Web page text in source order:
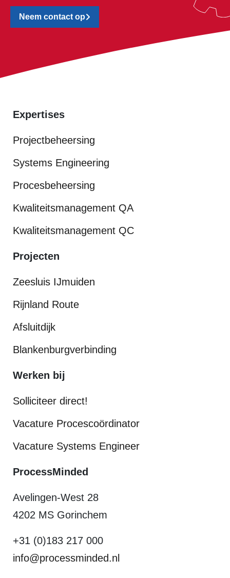
Neem contact op
Expertises
Projectbeheersing
Systems Engineering
Procesbeheersing
Kwaliteitsmanagement QA
Kwaliteitsmanagement QC
Projecten
Zeesluis IJmuiden
Rijnland Route
Afsluitdijk
Blankenburgverbinding
Werken bij
Solliciteer direct!
Vacature Procescoördinator
Vacature Systems Engineer
ProcessMinded
Avelingen-West 28
4202 MS Gorinchem
+31 (0)183 217 000
info@processminded.nl